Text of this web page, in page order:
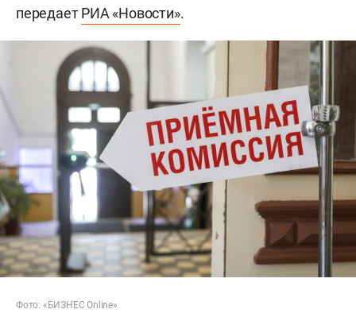
передаетРИА «Новости».
Фото: «БИЗНЕС Online»